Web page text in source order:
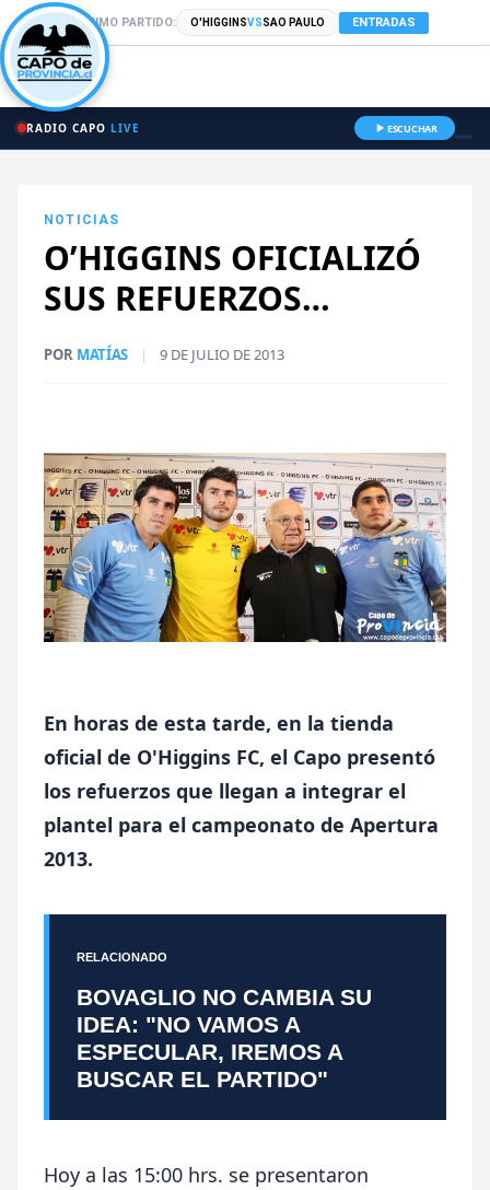
PRÓXIMO PARTIDO: O'HIGGINSVSSAO PAULO ENTRADAS
RADIO CAPO LIVE ESCUCHAR
NOTICIAS
O’HIGGINS OFICIALIZÓ
SUS REFUERZOS…
POR MATÍAS | 9 DE JULIO DE 2013
En horas de esta tarde, en la tienda
oficial de O'Higgins FC, el Capo presentó
los refuerzos que llegan a integrar el
plantel para el campeonato de Apertura
2013.
RELACIONADO
BOVAGLIO NO CAMBIA SU
IDEA: "NO VAMOS A
ESPECULAR, IREMOS A
BUSCAR EL PARTIDO"
Hoy a las 15:00 hrs. se presentaron